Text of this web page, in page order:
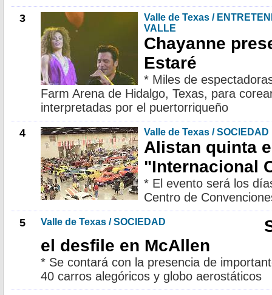
3
Valle de Texas /
VALLE
Chayanne
Estaré
* Miles de
Farm Arena de Hidalgo, Texas, para
interpretadas por el puertorriqueño
4 Valle de Texas / SOCIEDAD
Alistan quinta
"Internacional
* El evento será los
Centro de
5 Valle de Texas / SOCIEDAD
el desfile en McAllen
* Se contará con la presencia de
40 carros alegóricos y globo aerostáticos